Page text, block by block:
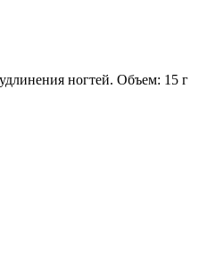
ногтей. Объем: 15 г